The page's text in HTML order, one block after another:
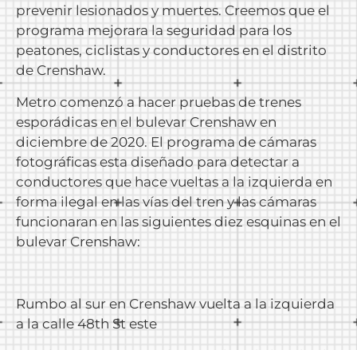
prevenir lesionados y muertes. Creemos que el
programa mejorara la seguridad para los
peatones, ciclistas y conductores en el distrito
de Crenshaw.
Metro comenzó a hacer pruebas de trenes
esporádicas en el bulevar Crenshaw en
diciembre de 2020. El programa de cámaras
fotográficas esta diseñado para detectar a
conductores que hace vueltas a la izquierda en
forma ilegal en las vías del tren y las cámaras
funcionaran en las siguientes diez esquinas en el
bulevar Crenshaw:
Rumbo al sur en Crenshaw vuelta a la izquierda
a la calle 48th St este